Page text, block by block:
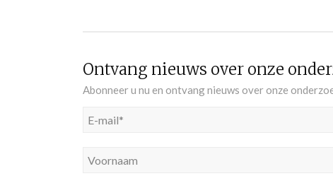
Ontvang nieuws over onze
Abonneer u nu en ontvang nieuws over onze